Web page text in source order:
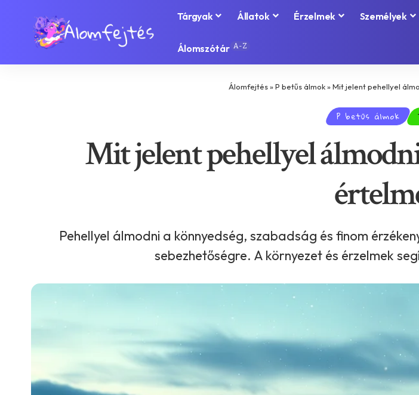
Tárgyak Állatok Érzelmek Személyek
Álomszótár A-Z
Álomfejtés»P betűs álmok»Mit jelent pehellyel
P betűs álmok
Mit jelent pehellyel
Pehellyel álmodni a könnyedség, szabadság és finom
sebezhetőségre. A környezet és érzelmek